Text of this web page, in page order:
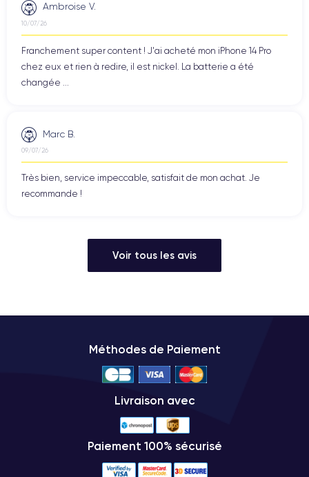
Ambroise V.
10/07/26
Franchement super content ! J'ai acheté mon iPhone 14 Pro
chez eux et rien à redire, il est nickel. La batterie a été
changée ...
Marc B.
09/07/26
Très bien, service impeccable, satisfait de mon achat. Je
recommande !
Voir tous les avis
Méthodes de Paiement
Livraison avec
Paiement 100% sécurisé